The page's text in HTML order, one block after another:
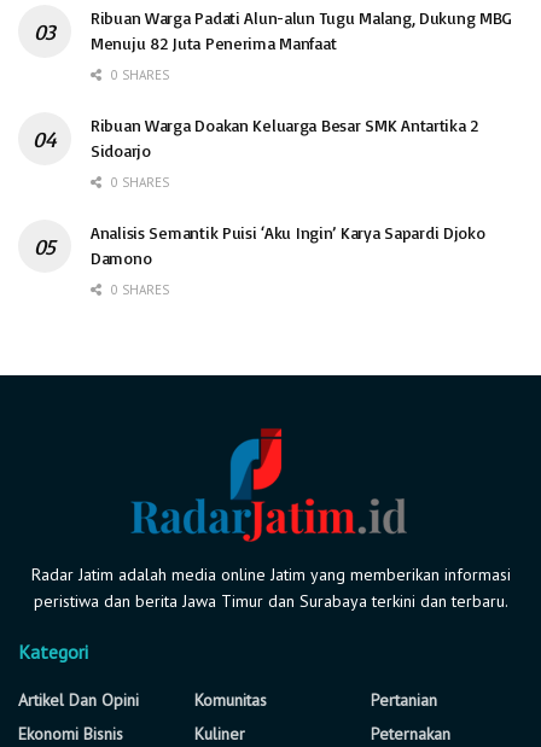
Ribuan Warga Padati Alun-alun Tugu Malang, Dukung MBG
Menuju 82 Juta Penerima Manfaat
0 SHARES
Ribuan Warga Doakan Keluarga Besar SMK Antartika 2
Sidoarjo
0 SHARES
Analisis Semantik Puisi ‘Aku Ingin’ Karya Sapardi Djoko
Damono
0 SHARES
Radar Jatim adalah media online Jatim yang memberikan informasi
peristiwa dan berita Jawa Timur dan Surabaya terkini dan terbaru.
Kategori
Artikel Dan Opini
Ekonomi Bisnis
Komunitas
Kuliner
Pertanian
Peternakan